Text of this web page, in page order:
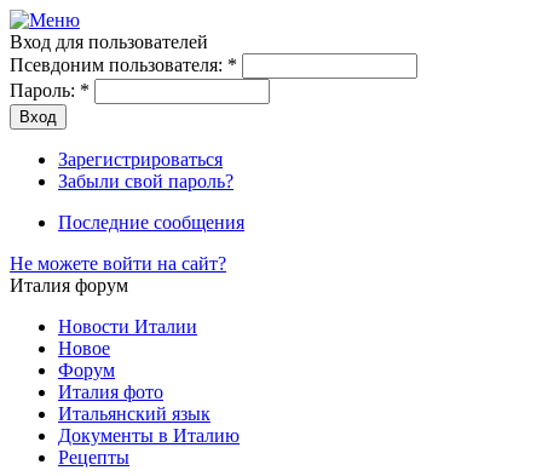
Вход для пользователей
Псевдоним пользователя: *
Пароль: *
Зарегистрироваться
Забыли свой пароль?
Последние сообщения
Не можете войти на сайт?
Италия форум
Новости Италии
Новое
Форум
Италия фото
Итальянский язык
Документы в Италию
Рецепты